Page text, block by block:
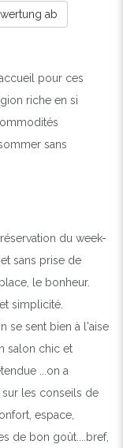
ab
pour ces
riche en si
sans
du week-
sans prise de
le bonheur.
simplicité.
se sent bien à l'aise
salon chic et
...on a
les conseils de
espace,
de bon goût....bref,